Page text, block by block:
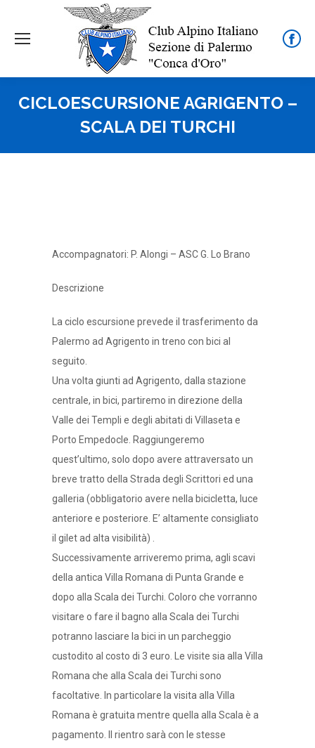
in
CICLOESCURSIONE AGRIGENTO –
SCALA DEI TURCHI
Accompagnatori: P. Alongi – ASC G. Lo Brano
Descrizione
La ciclo escursione prevede il trasferimento da
Palermo ad Agrigento in treno con bici al
seguito.
Una volta giunti ad Agrigento, dalla stazione
centrale, in bici, partiremo in direzione della
Valle dei Templi e degli abitati di Villaseta e
Porto Empedocle. Raggiungeremo
quest’ultimo, solo dopo avere attraversato un
breve tratto della Strada degli Scrittori ed una
galleria (obbligatorio avere nella bicicletta, luce
anteriore e posteriore. E’ altamente consigliato
il gilet ad alta visibilità) .
Successivamente arriveremo prima, agli scavi
della antica Villa Romana di Punta Grande e
dopo alla Scala dei Turchi. Coloro che vorranno
visitare o fare il bagno alla Scala dei Turchi
potranno lasciare la bici in un parcheggio
custodito al costo di 3 euro. Le visite sia alla Villa
Romana che alla Scala dei Turchi sono
facoltative. In particolare la visita alla Villa
Romana è gratuita mentre quella alla Scala è a
pagamento. Il rientro sarà con le stesse